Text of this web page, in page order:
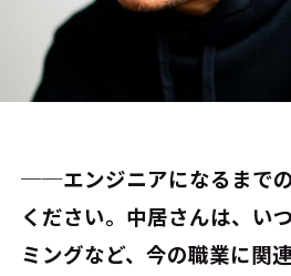
──エンジニアになるまで
ください。中居さんは、い
ミングなど、今の職業に関